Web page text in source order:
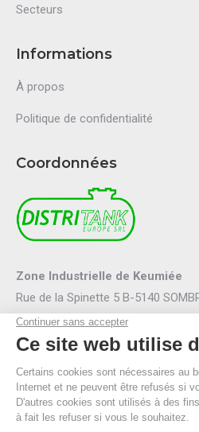
Secteurs
Informations
À propos
Politique de confidentialité
Coordonnées
Zone Industrielle de Keumiée
Rue de la Spinette 5 B-5140
Mail :info@distritank.be
Tel.: 071/88 81 46
Fax : 071/88 94 53
R.P.M. Namur
TVA BE 0474.635.054